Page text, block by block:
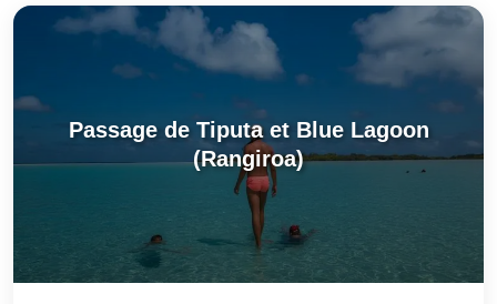
Passage de Tiputa et Blue Lagoon
(Rangiroa)